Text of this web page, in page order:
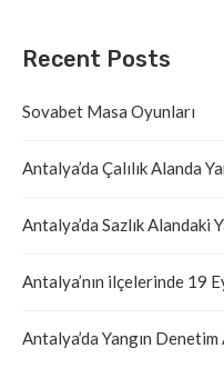
Recent Posts
Sovabet Masa Oyunları
Antalya’da Çalılık Alanda
Antalya’da Sazlık Alandaki
Antalya’nın ilçelerinde 19
Antalya’da Yangın Denetim